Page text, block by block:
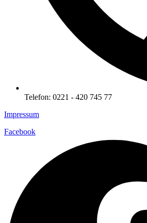
Telefon: 0221 - 420 745 77
Impressum
Facebook